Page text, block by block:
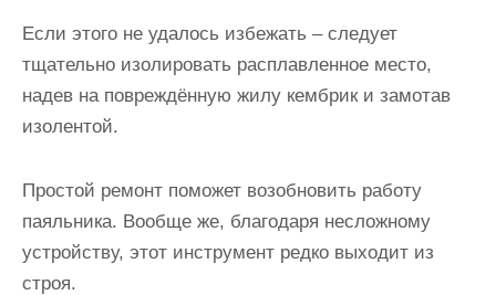
Если этого не удалось избежать – следует
тщательно изолировать расплавленное место,
надев на повреждённую жилу кембрик и замотав
изолентой.
Простой ремонт поможет возобновить работу
паяльника. Вообще же, благодаря несложному
устройству, этот инструмент редко выходит из
строя.